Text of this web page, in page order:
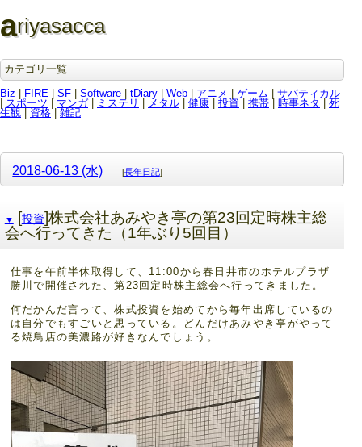
ariyasacca
カテゴリ一覧
Biz
FIRE SF Software tDiary Web アニメ ゲーム
サバティカル
スポーツ | マンガ| ミステリ メタル 健康 投資 携帯 | 時事ネタ
死
生観
資格| 雑記
2018-06-13 (水) [長年日記]
▼ [投資]株式会社あみやき亭の第23回定時株主総
会へ行ってきた（1年ぶり5回目）
仕事を午前半休取得して、11:00から春日井市のホテルプラザ
勝川で開催された、第23回定時株主総会へ行ってきました。
何だかんだ言って、株式投資を始めてから毎年出席しているの
は自分でもすごいと思っている。どんだけあみやき亭がやって
る焼鳥店の美濃路が好きなんでしょう。